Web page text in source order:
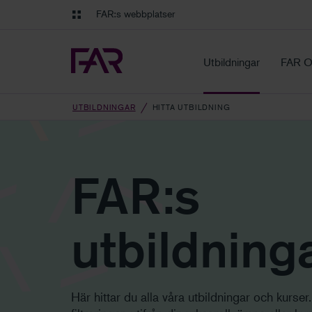
Gå till navigation FAR:s webbplatser
Utbildningar FAR
UTBILDNINGAR HITTA UTBILDNING
FAR:s
Här hittar du alla våra utbildningar och